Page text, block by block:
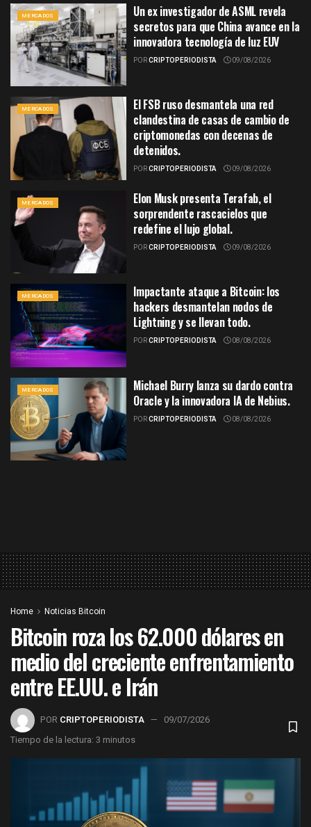
MERCADOS
Un ex investigador de ASML revela
secretos para que China avance en la
innovadora tecnología de luz EUV
PORCRIPTOPERIODISTA 09/08/2026
MERCADOS
El FSB ruso desmantela una red
clandestina de casas de cambio de
criptomonedas con decenas de
detenidos.
PORCRIPTOPERIODISTA 09/08/2026
MERCADOS
Elon Musk presenta Terafab, el
sorprendente rascacielos que
redefine el lujo global.
PORCRIPTOPERIODISTA 09/08/2026
MERCADOS
Impactante ataque a Bitcoin: los
hackers desmantelan nodos de
Lightning y se llevan todo.
PORCRIPTOPERIODISTA 08/08/2026
MERCADOS
Michael Burry lanza su dardo contra
Oracle y la innovadora IA de Nebius.
PORCRIPTOPERIODISTA 08/08/2026
Home Noticias Bitcoin
Bitcoin roza los 62.000 dólares en
medio del creciente enfrentamiento
entre EE.UU. e Irán
POR CRIPTOPERIODISTA
09/07/2026
Tiempo de la lectura: 3 minutos